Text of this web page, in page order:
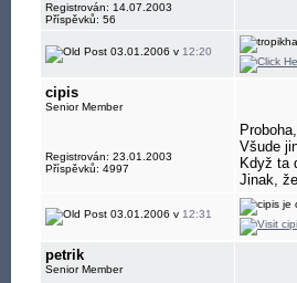
Registrován: 14.07.2003
Příspěvků: 56
03.01.2006 v 12:20
cipis
Senior Member
Registrován: 23.01.2003
Příspěvků: 4997
Všude
Když ta
Jinak,
03.01.2006 v 12:31
petrik
Senior Member